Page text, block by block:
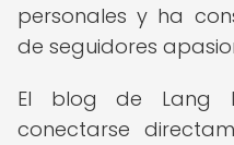
personales y ha
de seguidores
El blog de Lang
conectarse